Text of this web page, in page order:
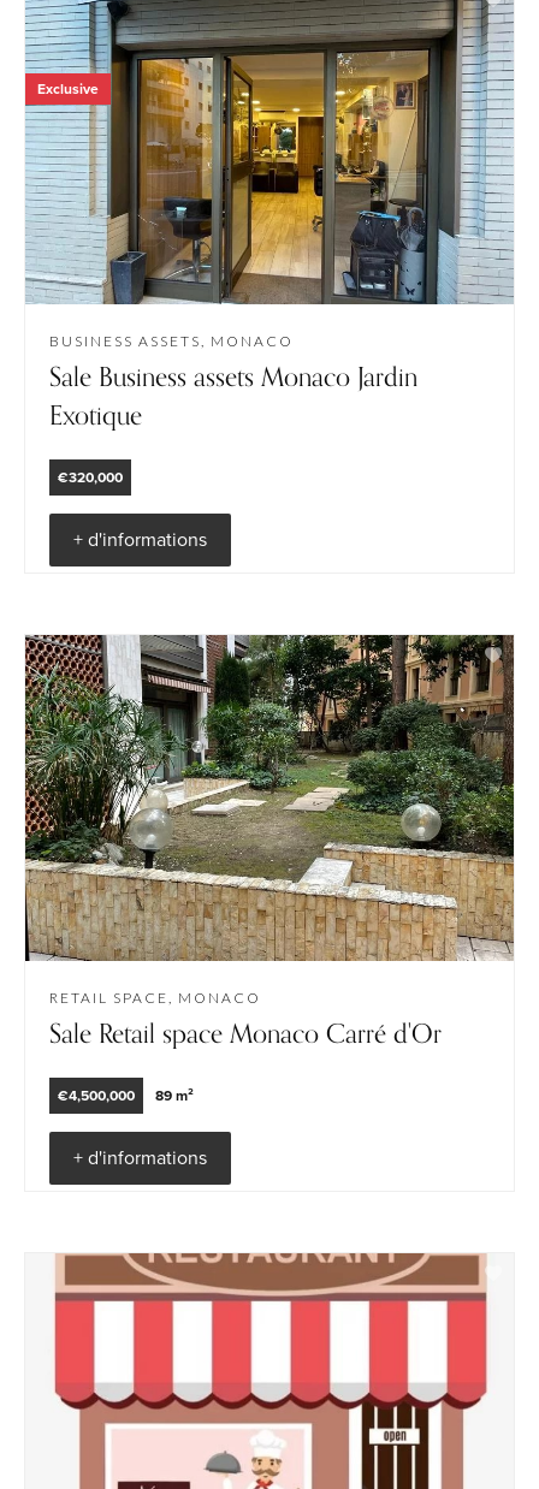
BUSINESS ASSETS, MONACO
Sale Business assets Monaco Jardin
Exotique
€320,000
Exclusive
+ d'informations
RETAIL SPACE, MONACO
Sale Retail space Monaco Carré d'Or
€4,500,000 89 m²
+ d'informations